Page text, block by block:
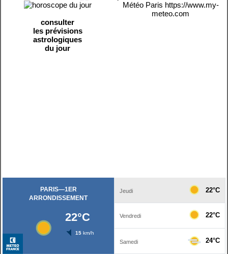
consulter
les prévisions
astrologiques
du jour
Météo Paris https://www.my-
meteo.com